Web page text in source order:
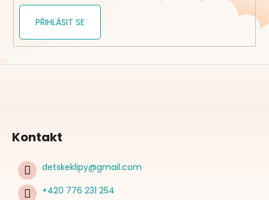
PŘIHLÁSIT SE
Kontakt
detskeklipy@gmail.com
+420 776 231 254